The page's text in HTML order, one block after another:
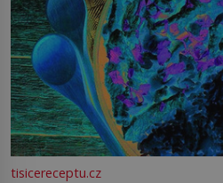
tisicereceptu.cz